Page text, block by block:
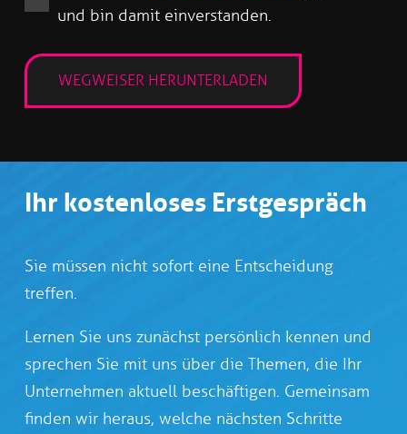
und bin damit einverstanden.
Ihr kostenloses Erstgespräch
Sie müssen nicht sofort eine Entscheidung
treffen.
Lernen Sie uns zunächst persönlich kennen und
sprechen Sie mit uns über die Themen, die Ihr
Unternehmen aktuell beschäftigen. Gemeinsam
finden wir heraus, welche nächsten Schritte